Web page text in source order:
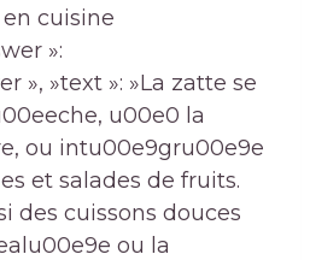
cuisine
»:
», »text »: »La zatte se
u00e0 la
ou intu00e9gru00e9e
et salades de fruits.
des cuissons douces
ou la